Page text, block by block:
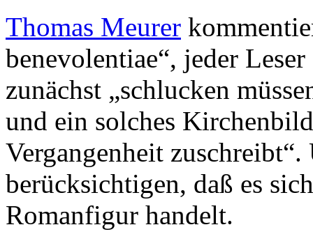
Thomas Meurer
benevolentiae“, jeder
zunächst „schlucken
und ein solches
Vergangenheit
berücksichtigen, daß es
Romanfigur handelt.